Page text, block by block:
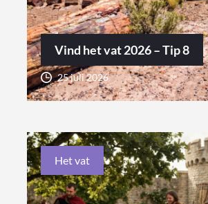
Vind het vat 2026 – Tip 8
25 juli 2026
Het vat